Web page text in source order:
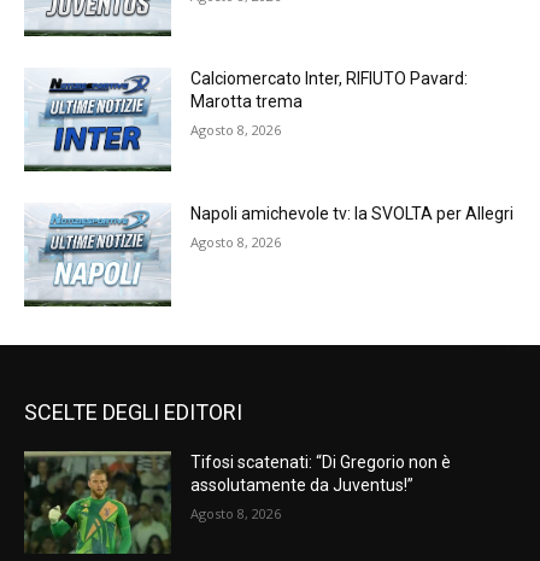
Calciomercato Inter, RIFIUTO Pavard:
Marotta trema
Agosto 8, 2026
Napoli amichevole tv: la SVOLTA per Allegri
Agosto 8, 2026
SCELTE DEGLI EDITORI
Tifosi scatenati: “Di Gregorio non è
assolutamente da Juventus!”
Agosto 8, 2026